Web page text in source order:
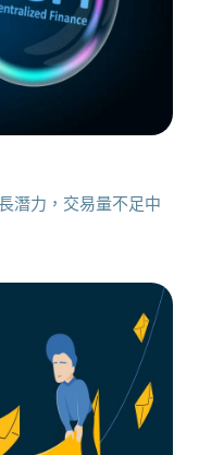
潛力，交易量不足中